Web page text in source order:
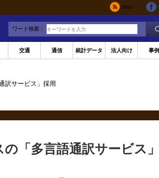
RSS
ワード検索：
交通 通信 統計データ 法人向け 事例
訳サービス」採用
「多言語通訳サービス」